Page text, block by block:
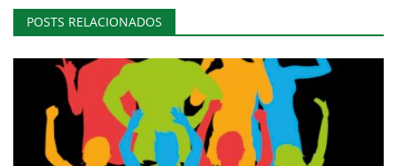
POSTS RELACIONADOS